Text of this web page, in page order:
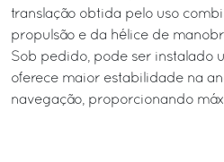
translação obtida pelo uso
propulsão e da hélice de
Sob pedido, pode ser instalado
oferece maior estabilidade na
navegação, proporcionando